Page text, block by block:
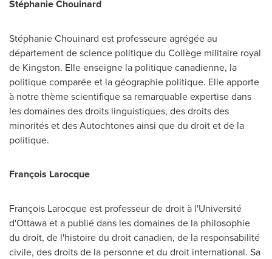
Stéphanie Chouinard
Stéphanie Chouinard est professeure agrégée au
département de science politique du Collège militaire royal
de Kingston. Elle enseigne la politique canadienne, la
politique comparée et la géographie politique. Elle apporte
à notre thème scientifique sa remarquable expertise dans
les domaines des droits linguistiques, des droits des
minorités et des Autochtones ainsi que du droit et de la
politique.
François Larocque
François Larocque est professeur de droit à l'Université
d'Ottawaet a publié dans les domaines de la philosophie
du droit, de l'histoire du droit canadien, de la responsabilité
civile, des droits de la personne et du droit international. Sa